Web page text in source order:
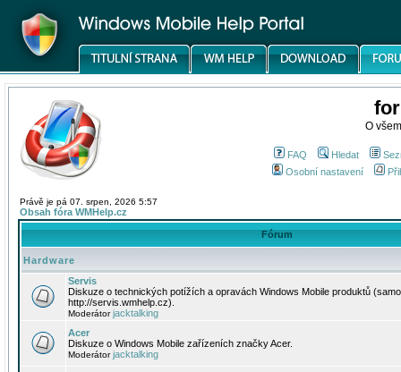
O
FAQ Hledat
Osobní nastavení
Právě je pá 07. srpen, 2026 5:57
Obsah fóra WMHelp.cz
Fórum
Hardware
Servis
Diskuze o technických potížích a opravách Windows Mobile produktů
http://servis.wmhelp.cz).
Moderátorjacktalking
Acer
Diskuze o Windows Mobile zařízeních značky Acer.
Moderátorjacktalking